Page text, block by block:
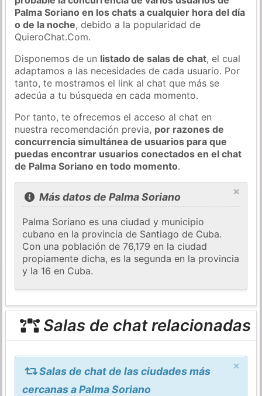
Palma Soriano en los chats a cualquier hora del día
o de la noche, debido a la popularidad de
QuieroChat.Com.
Disponemos de un listado de salas de chat, el cual
adaptamos a las necesidades de cada usuario. Por
tanto, te mostramos el link al chat que más se
adecúa a tu búsqueda en cada momento.
Por tanto, te ofrecemos el acceso al chat en
nuestra recomendación previa, por razones de
concurrencia simultánea de usuarios para que
puedas encontrar usuarios conectados en el chat
de Palma Soriano en todo momento.
×
Más datos de Palma Soriano
Palma Soriano es una ciudad y municipio
cubano en la provincia de Santiago de Cuba.
Con una población de 76,179 en la ciudad
propiamente dicha, es la segunda en la provincia
y la 16 en Cuba.
Salas de chat relacionadas
×
Salas de chat de las ciudades más
cercanas a Palma Soriano